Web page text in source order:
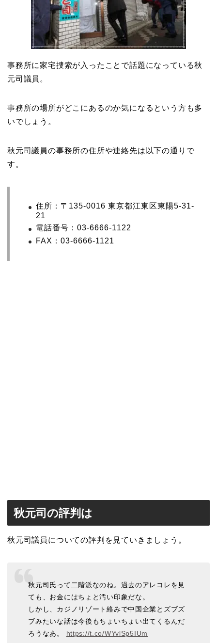
事務所に家宅捜索が入ったことで話題になっている秋
元司議員。
事務所の場所がどこにあるのか気になるという方も多
いでしょう。
秋元司議員の事務所の住所や連絡先は以下の通りで
す。
住所：〒135-0016 東京都江東区東陽5-31-
21
電話番号：03-6666-1122
FAX：03-6666-1121
秋元司の評判は
秋元司議員についての評判を見ていきましょう。
秋元司氏って二階派なのね。過去のアレコレを見
ても、お金にはちょと汚い印象だな。
しかし、カジノリゾート絡みで中国企業とズブズ
ブみたいな話は今後もちょいちょい出てくるんだ
ろうなあ。 https://t.co/WYvlSp5IUm